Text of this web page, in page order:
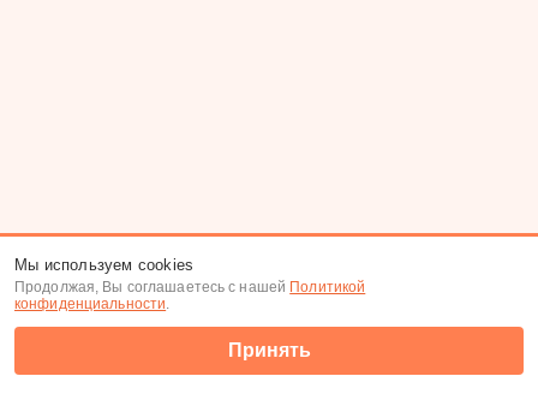
Мы используем cookies
Продолжая, Вы соглашаетесь с нашей Политикой
конфиденциальности.
Принять